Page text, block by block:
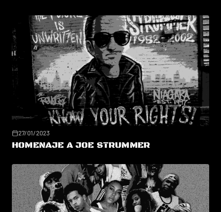
27/01/2023
HOMENAJE A JOE STRUMMER